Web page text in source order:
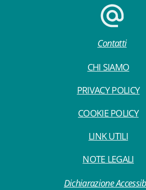
Contatti
CHI SIAMO
PRIVACY POLICY
COOKIE POLICY
LINK UTILI
NOTE LEGALI
Dichiarazione